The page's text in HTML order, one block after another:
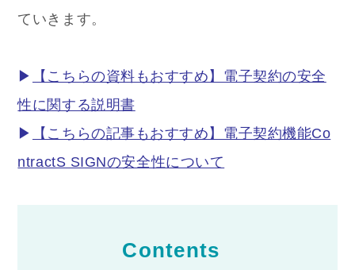
ていきます。
▶︎
【こちらの資料もおすすめ】電子契約の安全
性に関する説明書
▶︎
【こちらの記事もおすすめ】電子契約機能Co
ntractS SIGNの安全性について
Contents